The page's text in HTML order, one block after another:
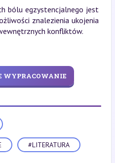
bólu egzystencjalnego jest
znalezienia ukojenia
konfliktów.
WYPRACOWANIE
#LITERATURA